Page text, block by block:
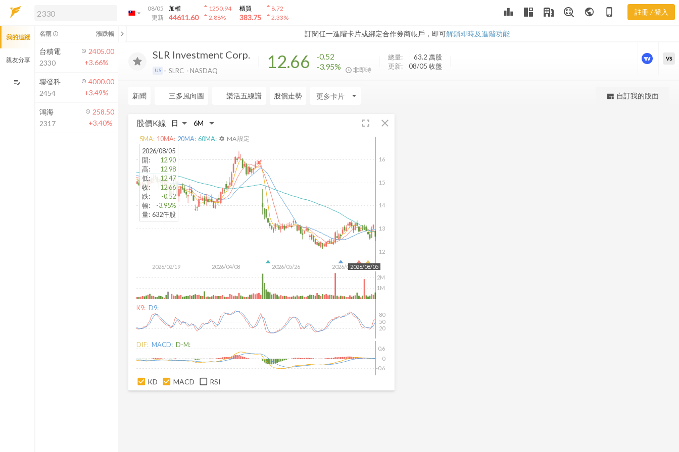
arrow_drop_down
08/05
更新
加權
44611.60
arrow_drop_up1250.94
arrow_drop_up2.88%
櫃買
383.75
arrow_drop_up8.72
arrow_drop_up2.33% leaderboard public phone_iphone 註冊 / 登入
訂閱任一進階卡片或綁定合作券商帳戶，即可解鎖即時及進階功能
解鎖即時行情及進階功能
方案」，即可解鎖以下功能：
即時行情
即時市況與排行
成交金額熱力圖
前往方案訂閱
如何綁定合作券商
線
SLR Investment Corp.
US SLRC NASDAQ 12.66
-0.52
-3.95%
非即時
總量: 63.2 萬股
更新:
08/05 收盤
更強大的進階價量圖表
VS
新聞 三多風向圖 樂活五線譜 股價走勢 arrow_drop_down view_quilt 自訂我的版面
股價K線 fullscreen close
2026/02/19 2026/04/08 2026/05/26 2026/07/14
12
13
14
15
16
2026/08/05
1M
2M
2026/08/05
開:
12.90
高:
12.98
低:
12.47
收:
12.66
跌:
-0.52
幅:
-3.95%
量: 632仟股
5MA: 10MA: 20MA: 60MA: settings MA 設定
K9: D9:
20
50
80
DIF: MACD: D-M:
-0.6
0
0.6
KD MACD RSI
我的追蹤
親友分享
edit_note
名稱 info_outline 漲跌幅 chevron_left
台積電
2330
2405.00
+3.66%
聯發科
2454
4000.00
+3.49%
鴻海
2317
258.50
+3.40%